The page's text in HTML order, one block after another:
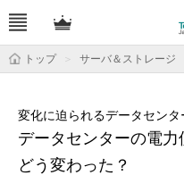
トップ サーバ＆ストレージ
データセンターの電
どう変わった？
変化に迫られるデータセンタ